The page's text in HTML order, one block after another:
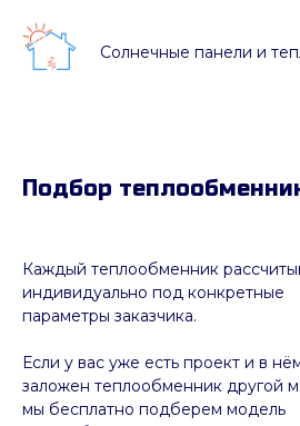
Солнечные панели и
Подбор
Каждый теплообменник
индивидуально под конкретные
параметры заказчика.
Если у вас уже есть проект и в
заложен теплообменник другой
мы бесплатно подберем модель